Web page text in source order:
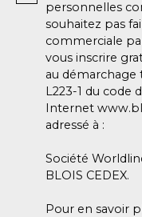
personnelles
souhaitez pas
commerciale
vous inscrire
au
L223-1 du code
Internet
adressé à :
Société
BLOIS CEDEX.
Pour en savoir